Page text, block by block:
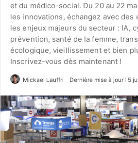
et du médico-social. Du 20 au 22
les innovations, échangez avec
les enjeux majeurs du secteur : IA,
prévention, santé de la femme,
écologique, vieillissement et bien
Inscrivez-vous dès maintenant !
Mickael Lauffri Dernière mise à jour : 5